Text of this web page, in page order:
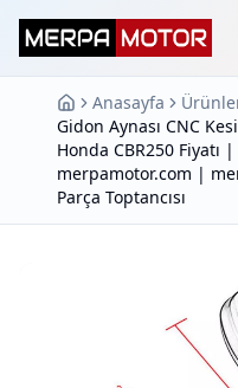
Anasayfa
Gidon Aynası CNC
Honda CBR250
merpamotor.com |
Parça Toptancısı